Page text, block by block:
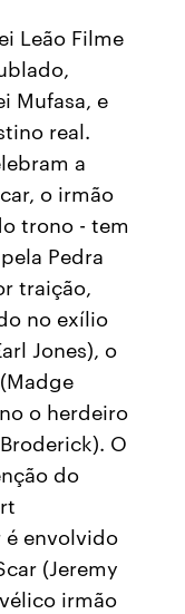
Leão Filme
Mufasa, e
real.
a
o irmão
trono - tem
Pedra
traição,
no exílio
Jones), o
o herdeiro
O
do
é envolvido
(Jeremy
irmão